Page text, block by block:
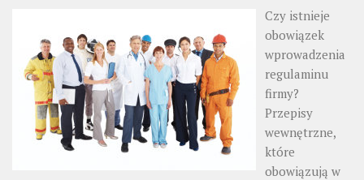
Czy istnieje
obowiązek
wprowadzenia
regulaminu
firmy?
Przepisy
wewnętrzne,
które
obowiązują w